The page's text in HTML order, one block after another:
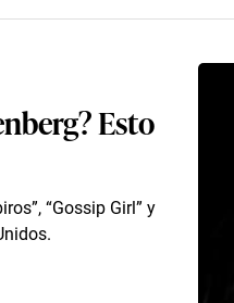
Esto
“Gossip Girl” y